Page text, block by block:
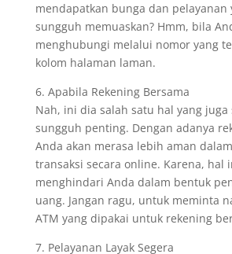
mendapatkan bunga dan pelayanan
sungguh memuaskan? Hmm, bila
menghubungi melalui nomor yang
kolom halaman laman.
6. Apabila Rekening Bersama
Nah, ini dia salah satu hal yang juga
sungguh penting. Dengan adanya
Anda akan merasa lebih aman
transaksi secara online. Karena, hal
menghindari Anda dalam bentuk
uang. Jangan ragu, untuk meminta
ATM yang dipakai untuk rekening
7. Pelayanan Layak Segera